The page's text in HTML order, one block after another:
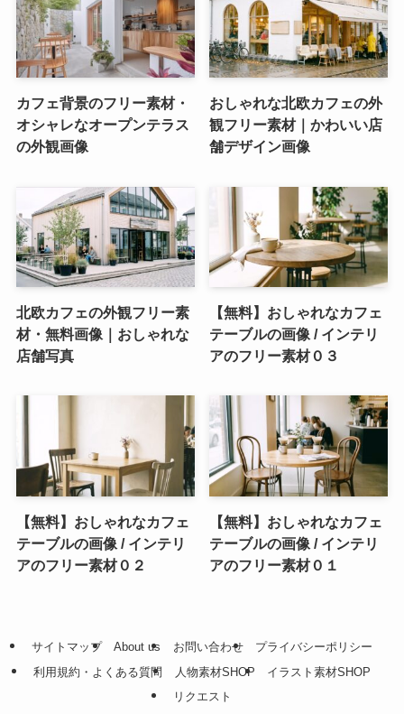
カフェ背景のフリー素材・
オシャレなオープンテラス
の外観画像
おしゃれな北欧カフェの外
観フリー素材｜かわいい店
舗デザイン画像
北欧カフェの外観フリー素
材・無料画像｜おしゃれな
店舗写真
【無料】おしゃれなカフェ
テーブルの画像 / インテリ
アのフリー素材０３
【無料】おしゃれなカフェ
テーブルの画像 / インテリ
アのフリー素材０２
【無料】おしゃれなカフェ
テーブルの画像 / インテリ
アのフリー素材０１
サイトマップ About us お問い合わせ
プライバシーポリシー
利用規約・よくある質問
人物素材SHOP
イラスト素材SHOP
リクエスト